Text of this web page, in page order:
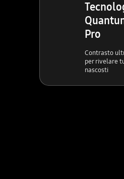
Pro
Contrasto
per rivelare
nascosti